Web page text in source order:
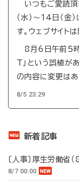
いつもご愛読頂
（水）～14日（金
す。ウェブサイト
8月6日午前5時
T」という誤植が
の内容に変更はあ
8/5 23:29
新着記事
〔人事〕厚生労働
8/7 00:00